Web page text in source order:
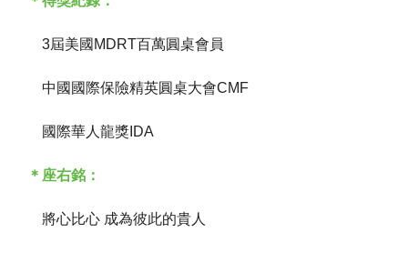
3屆美國MDRT百萬圓桌會員
中國國際保險精英圓桌大會CMF
國際華人龍獎IDA
＊座右銘：
將心比心 成為彼此的貴人